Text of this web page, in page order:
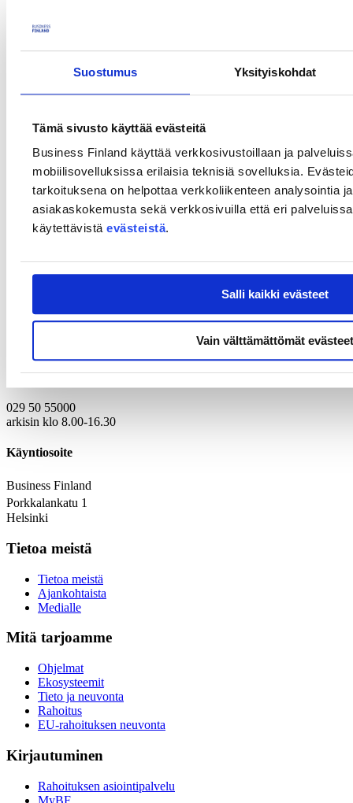
Suostumus Yksityiskohdat
Tämä sivusto käyttää evästeitä
Business Finland käyttää verkkosivustoillaan ja
mobiilisovelluksissa erilaisia teknisiä sovelluksia.
tarkoituksena on helpottaa verkkoliikenteen analysointia
asiakaskokemusta sekä verkkosivuilla että eri
käytettävistä evästeistä.
Salli kaikki evästeet
Vain välttämättömät evästeet
Team Europe Initiativeista eteläisessä Afrikassa kiinnostuneet
suomalaistahot ovat tervetulleita osallistumaan infowebinaariin
Puhelinvaihde
029 50 55000
arkisin klo 8.00-16.30
Käyntiosoite
Business Finland
Porkkalankatu 1
Helsinki
Tietoa meistä
Tietoa meistä
Ajankohtaista
Medialle
Mitä tarjoamme
Ohjelmat
Ekosysteemit
Tieto ja neuvonta
Rahoitus
EU-rahoituksen neuvonta
Kirjautuminen
Rahoituksen asiointipalvelu
MyBF